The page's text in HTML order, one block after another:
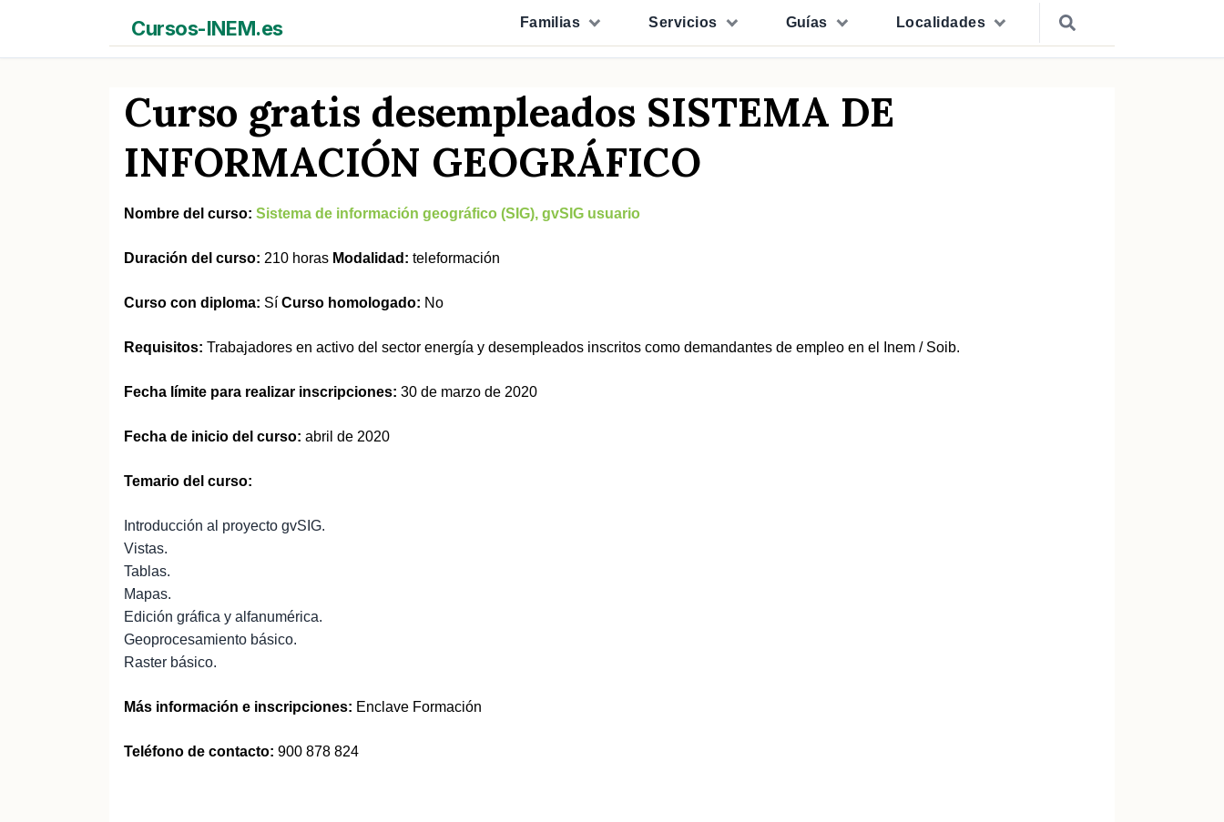
Cursos-INEM.es Familias Servicios Guías Localidades
Curso gratis desempleados SISTEMA DE
INFORMACIÓN GEOGRÁFICO
Nombre del curso: Sistema de información geográfico (SIG), gvSIG usuario
Duración del curso: 210 horas Modalidad: teleformación
Curso con diploma: Sí Curso homologado: No
Requisitos: Trabajadores en activo del sector energía y desempleados inscritos como demandantes de empleo en el Inem / Soib.
Fecha límite para realizar inscripciones: 30 de marzo de 2020
Fecha de inicio del curso: abril de 2020
Temario del curso:
Introducción al proyecto gvSIG.
Vistas.
Tablas.
Mapas.
Edición gráfica y alfanumérica.
Geoprocesamiento básico.
Raster básico.
Más información e inscripciones: Enclave Formación
Teléfono de contacto: 900 878 824